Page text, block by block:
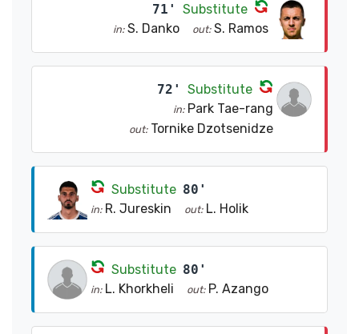
71' Substitute
in: S. Danko out: S. Ramos
72' Substitute
in: Park Tae-rang
out: Tornike Dzotsenidze
Substitute 80'
in: R. Jureskin out: L. Holik
Substitute 80'
in: L. Khorkheli out: P. Azango